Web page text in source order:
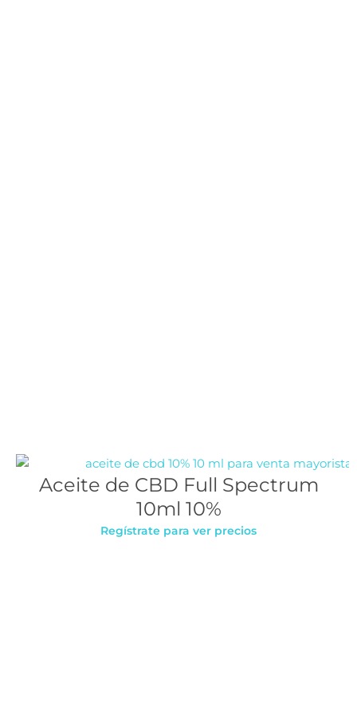
Aceite de CBD Full Spectrum
10ml 10%
Regístrate para ver precios